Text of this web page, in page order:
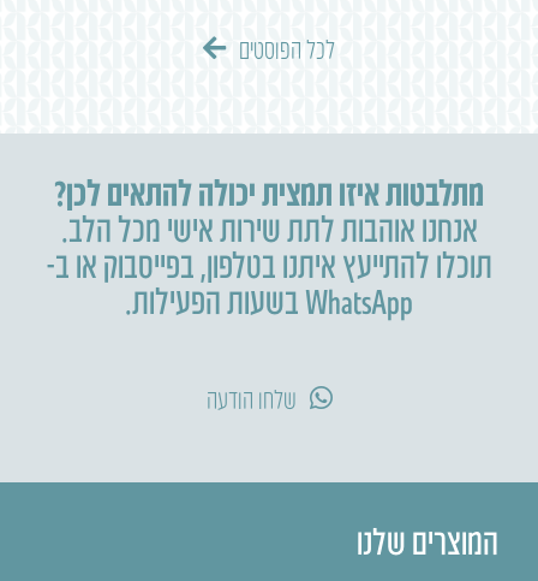
לכל הפוסטים
מתלבטות איזו תמצית יכולה להתאים לכן?
אנחנו אוהבות לתת שירות אישי מכל הלב.
תוכלו להתייעץ איתנו בטלפון,בפייסבוק או ב-
WhatsApp בשעות הפעילות.
שלחו הודעה
המוצרים שלנו